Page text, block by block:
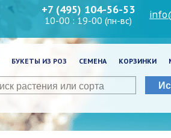
+7 (495) 104-56-53
10-00 : 19-00 (пн-вс)
БУКЕТЫ ИЗ РОЗ СЕМЕНА КОРЗИНКИ